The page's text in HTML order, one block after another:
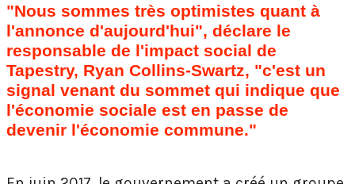
"Nous sommes très optimistes quant à
l'annonce d'aujourd'hui", déclare le
responsable de l'impact social de
Tapestry, Ryan Collins-Swartz, "c'est un
signal venant du sommet qui indique que
l'économie sociale est en passe de
devenir l'économie commune."